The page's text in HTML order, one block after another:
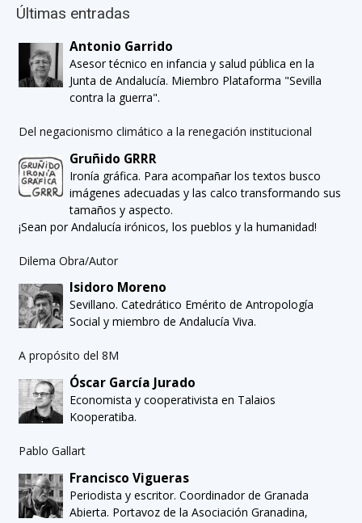
Últimas entradas
Antonio Garrido
Asesor técnico en infancia y salud pública en la
Junta de Andalucía. Miembro Plataforma "Sevilla
contra la guerra".
Del negacionismo climático a la renegación institucional
Gruñido GRRR
Ironía gráfica. Para acompañar los textos busco
imágenes adecuadas y las calco transformando sus
tamaños y aspecto.
¡Sean por Andalucía irónicos, los pueblos y la humanidad!
Dilema Obra/Autor
Isidoro Moreno
Sevillano. Catedrático Emérito de Antropología
Social y miembro de Andalucía Viva.
A propósito del 8M
Óscar García Jurado
Economista y cooperativista en Talaios
Kooperatiba.
Pablo Gallart
Francisco Vigueras
Periodista y escritor. Coordinador de Granada
Abierta. Portavoz de la Asociación Granadina,